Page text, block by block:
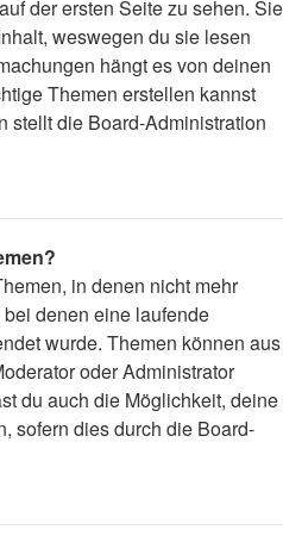
der ersten Seite zu sehen. Sie
weswegen du sie lesen
hängt es von deinen
Themen erstellen kannst
stellt die Board-Administration
in denen nicht mehr
denen eine laufende
wurde. Themen können aus
oder Administrator
du auch die Möglichkeit, deine
sofern dies durch die Board-